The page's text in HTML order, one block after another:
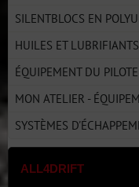
SILENTBLOCS EN
HUILES ET LUBRIFIANTS
ÉQUIPEMENT DU PILOTE
MON ATELIER -
SYSTÈMES
ALL4DRIFT